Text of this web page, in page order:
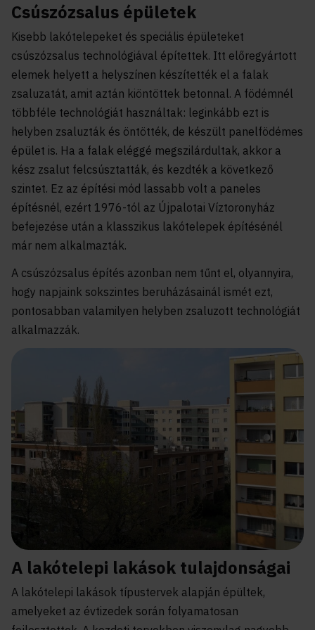
Csúszózsalus épületek
Kisebb lakótelepeket és speciális épületeket
csúszózsalus technológiával építettek. Itt előregyártott
elemek helyett a helyszínen készítették el a falak
zsaluzatát, amit aztán kiöntöttek betonnal. A födémnél
többféle technológiát használtak: leginkább ezt is
helyben zsaluzták és öntötték, de készült panelfödémes
épület is. Ha a falak eléggé megszilárdultak, akkor a
kész zsalut felcsúsztatták, és kezdték a következő
szintet. Ez az építési mód lassabb volt a paneles
építésnél, ezért 1976-tól az Újpalotai Víztoronyház
befejezése után a klasszikus lakótelepek építésénél
már nem alkalmazták.
A csúszózsalus építés azonban nem tűnt el, olyannyira,
hogy napjaink sokszintes beruházásainál ismét ezt,
pontosabban valamilyen helyben zsaluzott technológiát
alkalmazzák.
A lakótelepi lakások tulajdonságai
A lakótelepi lakások típustervek alapján épültek,
amelyeket az évtizedek során folyamatosan